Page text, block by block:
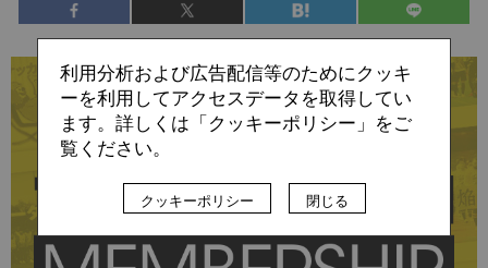
残り:2,752文字/全文:4,242文字
この記事の続きは
利用分析および広告配信等のためにクッキ
ーを利用してアクセスデータを取得してい
ます。詳しくは「クッキーポリシー」をご
覧ください。
クッキーポリシー 閉じる